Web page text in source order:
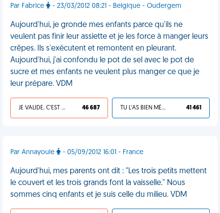
Par Fabrice - 23/03/2012 08:21 - Belgique - Oudergem
Aujourd'hui, je gronde mes enfants parce qu'ils ne
veulent pas finir leur assiette et je les force à manger leurs
crêpes. Ils s'exécutent et remontent en pleurant.
Aujourd'hui, j'ai confondu le pot de sel avec le pot de
sucre et mes enfants ne veulent plus manger ce que je
leur prépare. VDM
JE VALIDE, C'EST UNE VDM 46 687 TU L'AS BIEN MÉRITÉ 41 461
Par Annayoule - 05/09/2012 16:01 - France
Aujourd'hui, mes parents ont dit : "Les trois petits mettent
le couvert et les trois grands font la vaisselle." Nous
sommes cinq enfants et je suis celle du milieu. VDM